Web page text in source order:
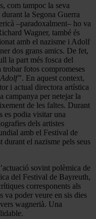
com tampoc la seva
la Segona Guerra
–paradoxalment– ho va
Wagner, també és
amb el nazisme i Adolf
dos grans amics. De fet,
la part més fosca del
fotos compromeses
. En aquest context,
i actual directora artística
campanya per netejar la
de les faltes. Durant
es podia visitar una
dels artistes
amb el Festival de
durant el nazisme pels seus
sovint polèmica de
del Festival de Bayreuth,
corresponents als
va poder veure en sis dies
wagnerià. Una